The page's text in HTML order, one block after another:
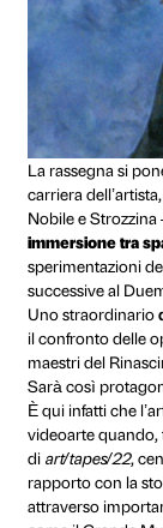
infatti
stesso
BILL VIOLA.
È
marzo. Fino
maestro
con
grandi